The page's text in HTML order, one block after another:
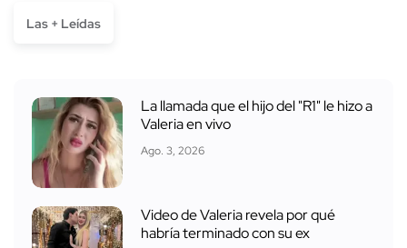
Las + Leídas
La llamada que el hijo del "R1" le hizo a
Valeria en vivo
Ago. 3, 2026
Video de Valeria revela por qué
habría terminado con su ex